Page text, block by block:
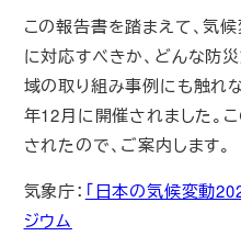
この報告書を踏まえて、気
に対応すべきか、どんな防
域の取り組み事例にも触れ
年12月に開催されました。
されたので、ご案内します。
気象庁： 「日本の気候変動
ジウム